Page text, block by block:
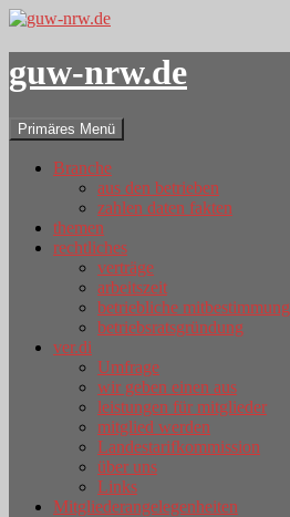
guw-nrw.de
Suchen
Primäres Menü
Inhalt
Branche
aus den betrieben
zahlen daten fakten
themen
rechtliches
verträge
arbeitszeit
betriebliche mitbestimmung
betriebsratsgründung
ver.di
Umfrage
wir geben einen aus
leistungen für mitglieder
mitglied werden
Landestarifkommission
über uns
Links
Mitgliederangelegenheiten